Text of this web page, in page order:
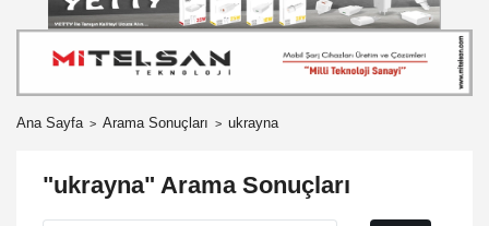
Ana Sayfa Arama Sonuçları ukrayna
"ukrayna" Arama Sonuçları